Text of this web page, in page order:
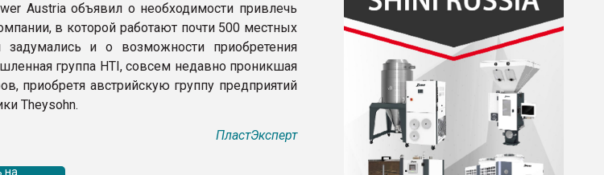
Austria объявил о необходимости привлечь
в которой работают почти 500 местных
и о возможности приобретения
группа HTI, совсем недавно проникшая
приобретя австрийскую группу предприятий
Theysohn.
ПластЭксперт
на